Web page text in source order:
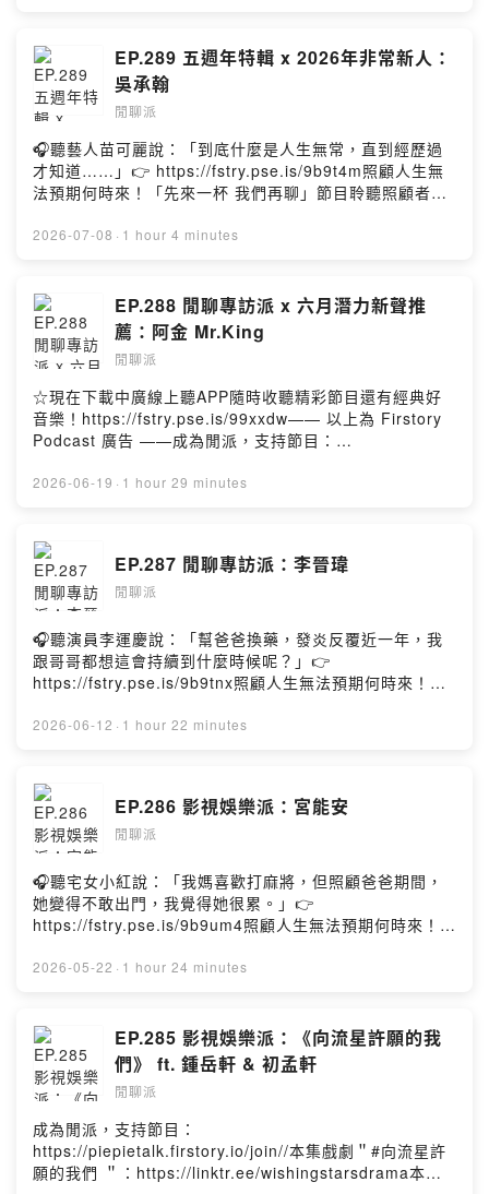
影就有這樣的演出，真的會讓我更期待她之後的發展～希
望未來能在更多不同的作品當中看到她繼續發光！//歡迎追
蹤我的Instagram：
https://www.instagram.com/piepie_talk/歡迎按讚我的
各大影音收聽平台：
https://open.firstory.me/user/piepietalk/platformsPow
ered by Firstory Hosting
#陳以恆 #頸鹿＂：Instagram：
https://www.instagram.com/harppoem/#台北電影節官
方網站：https://www.taipeiff.taipei/Instagram：
https://www.instagram.com/taipeiff/Facebook：
https://www.facebook.com/TaipeiFilmFestival/?
locale=zh_TW//後記：今天的第二位是我今年最驚豔的一
位非常新人，他就是陳以恆(頸鹿)～第一次看到他的表現就
是在進行曲這部電影，對於他演的蘇子讓我印象深刻！也
讓我在看完之後還特別去搜尋他是誰？後來又發現他就是
頸鹿有超級多的認識跟不一樣的分享！//歡迎追蹤我的
Instagram： https://www.instagram.com/piepie_talk/
歡迎按讚我的Facebook：
https://www.facebook.com/piepietalk0708各大影音收
https://open.firstory.me/user/piepietalk/platformsPow
ered by Firstory Hosting
EP.289 五週年特輯 x 2026年非常新人：
吳承翰
閒聊派
🎧聽藝人苗可麗說：「到底什麼是人生無常，直到經歷過
才知道……」👉 https://fstry.pse.is/9b9t4m照顧人生無
法預期何時來！「先來一杯 我們再聊」節目聆聽照顧者、
境掙扎。—— 以上為 Firstory Podcast 廣告 ——成為閒
http://instagram.com/hanbeat_13/藝術創作帳號：
https://www.instagram.com/hanart_13/身聲劇場 Sun
Son Theatre：http://instagram.com/sunsontheatre/#
台北電影節官方網站：
https://www.taipeiff.taipei/Instagram：
https://www.instagram.com/taipeiff/Facebook：
https://www.facebook.com/TaipeiFilmFestival/?
locale=zh_TW//後記：一轉眼Podcast做了五年了!真的好
快~今年五週年特輯還是想說照去年的習慣，邀請今年台北
員。跟承翰在聊天的過程當中，就覺得他對於表演真的是
天生使然～雖然還是有些撞牆狀態需要調整，但我相信繼
續在這路上努力的他，一定也會在某一天被大家深刻記得
他是誰的！//歡迎追蹤我的Instagram：
https://www.instagram.com/piepie_talk/歡迎按讚我的
Facebook：https://www.facebook.com/piepietalk0708
各大影音收聽平台：
https://open.firstory.me/user/piepietalk/platformsPow
ered by Firstory Hosting
2026-07-08 · 1 hour 4 minutes
EP.288 閒聊專訪派 x 六月潛力新聲推
薦：阿金 Mr.King
閒聊派
☆現在下載中廣線上聽APP隨時收聽精彩節目還有經典好
音樂！https://fstry.pse.is/99xxdw—— 以上為 Firstory
Podcast 廣告 ——成為閒派，支持節目：
#MrKing＂：Instagram：
qH13I4WivQStreetVoice：
https://streetvoice.com/maxkingmax///《海的另一端》
收聽連結：https://linktr.ee/mrkinghiphopmusic//後記：
看到當有人真的很認真聽你的節目，然後花時間給你回饋
的訊息時就覺得很感動～在這邊要感謝阿金Mr.King願意跟
我交流，並來節目陪我打破跟重新認識所謂的嘻哈音樂！
真誠的人做出來的音樂不管是什麼風格，一定都還是聽得
如此！所以我就想藉由這個月的端午連假＆潛力新聲主
歡迎按讚我的Facebook：
https://www.facebook.com/piepietalk0708各大影音收
聽平台：
https://open.firstory.me/user/piepietalk/platformsPow
ered by Firstory Hosting
2026-06-19 · 1 hour 29 minutes
EP.287 閒聊專訪派：李晉瑋
閒聊派
🎧聽演員李運慶說：「幫爸爸換藥，發炎反覆近一年，我
跟哥哥都想這會持續到什麼時候呢？」👉
https://fstry.pse.is/9b9tnx照顧人生無法預期何時來！
點擊連結，讓我們有機會不在照顧困境掙扎。—— 以上為
＂：Instagram：
https://www.instagram.com/gweilee/Facebook：
https://www.youtube.com/@g.weileeYoutube：
https://www.youtube.com/@g.weileeStreetVoice：
https://streetvoice.com/Gweilee///《太陽的旋律》EP
收聽連結：https://rock-mobile.lnk.to/dJIGbuWa//《太
陽的旋律》 實體漫畫EP4 首全新單曲對應 4 個漫畫章節含
EP有兩個購買方式網路販售__Streetvoice街聲
零話》 李晉瑋G.WeiLee 2026 個人專場日期：
2026.07.04 (Sat.)時間：19:30 開始 / 18:30入場地點：
臺北流行音樂中心 Live House D票價：單人預售 $880 /
雙人套票 $1,500⠀ ⠀ ⠀ VIP $1,800（送手寫小卡 限量老
帽 1v1拍立得）售票連結：
https://kktix.com/events/gweilee2026//後記：睽違了一
年多再次跟我們的老朋友李晉瑋來閒聊，首先很感謝晉瑋
主動來邀請讓我可以有機會再訪問，然後我們從線上終於
2026-06-12 · 1 hour 22 minutes
EP.286 影視娛樂派：宮能安
閒聊派
🎧聽宅女小紅說：「我媽喜歡打麻將，但照顧爸爸期間，
她變得不敢出門，我覺得她很累。」👉
https://fstry.pse.is/9b9um4照顧人生無法預期何時來！
點擊連結，讓我們有機會不在照顧困境掙扎。—— 以上為
＂：https://linktr.ee/ernestkung//後記：這集是久違的邀
請到了舞台劇的演員來閒聊，他是能歌能演還能創作的斜
槓少年"宮能安"！也是我近幾年關注舞台劇之後前幾個知道
的演員，畢竟名字很特別以外也全方面在發展，所以在訪
談之前更深入研究了他的故事及資訊之後，我其實超級期
待與他的交流～因為我深刻感覺到他是個很有內在跟言之
有物的人！這一集都在激盪關於他這個人跟長大人這件事
情，也希望大家聽完都可以有自己的一番見解！最後，在
2026-05-22 · 1 hour 24 minutes
EP.285 影視娛樂派：《向流星許願的我
們》 ft. 鍾岳軒 & 初孟軒
閒聊派
成為閒派，支持節目：
https://piepietalk.firstory.io/join//本集戲劇＂#向流星許
願的我們 ＂：https://linktr.ee/wishingstarsdrama本集